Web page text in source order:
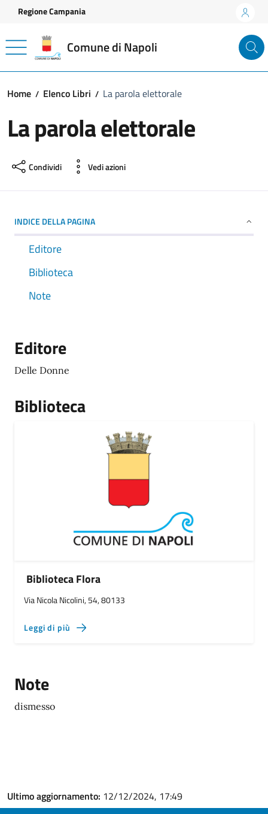
Vai ai contenuti
Vai al footer
Regione Campania
Comune di Napoli
Home Elenco Libri La parola elettorale
La parola elettorale
Condividi Vedi azioni
INDICE DELLA PAGINA
Editore
Biblioteca
Note
Editore
Delle Donne
Biblioteca
Biblioteca Flora
Via Nicola Nicolini, 54, 80133
Leggi di più
Note
dismesso
Ultimo aggiornamento: 12/12/2024, 17:49